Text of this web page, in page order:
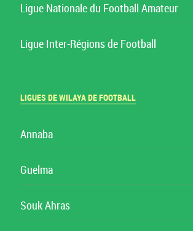
Ligue Nationale du Football Amateur
Ligue Inter-Régions de Football
LIGUES DE WILAYA DE FOOTBALL
Annaba
Guelma
Souk Ahras